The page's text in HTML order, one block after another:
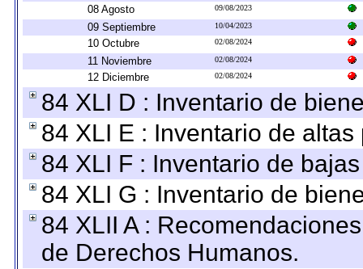
08 Agosto 09/08/2023
09 Septiembre 10/04/2023
10 Octubre 02/08/2024
11 Noviembre 02/08/2024
12 Diciembre 02/08/2024
84 XLI D : Inventario de
84 XLI E : Inventario de
84 XLI F : Inventario de
84 XLI G : Inventario de
84 XLII A :
de Derechos Humanos.